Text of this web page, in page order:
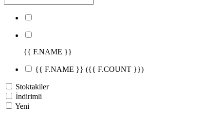
{{ F.NAME }}
{{ F.NAME }} ({{ F.COUNT }})
Stoktakiler
İndirimli
Yeni